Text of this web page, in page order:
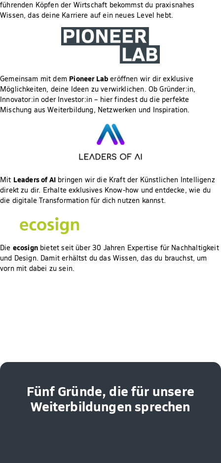
führenden Köpfen der Wirtschaft bekommst du praxisnahes
Wissen, das deine Karriere auf ein neues Level hebt.
Gemeinsam mit dem Pioneer Lab eröffnen wir dir exklusive
Möglichkeiten, deine Ideen zu verwirklichen. Ob Gründer:in,
Innovator:in oder Investor:in – hier findest du die perfekte
Mischung aus Weiterbildung, Netzwerken und Inspiration.
Mit Leaders of AIbringen wir die Kraft der Künstlichen Intelligenz
direkt zu dir. Erhalte exklusives Know-how und entdecke, wie du
die digitale Transformation für dich nutzen kannst.
Die ecosignbietet seit über 30 Jahren Expertise für Nachhaltigkeit
und Design. Damit erhältst du das Wissen, das du brauchst, um
vorn mit dabei zu sein.
Fünf Gründe, die für unsere
Weiterbildungen sprechen